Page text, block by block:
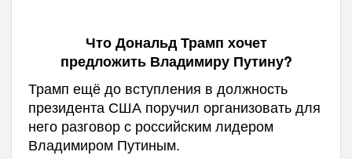
Что Дональд Трамп хочет
предложить Владимиру Путину?
Трамп ещё до вступления в должность
президента США поручил организовать для
него разговор с российским лидером
Владимиром Путиным.